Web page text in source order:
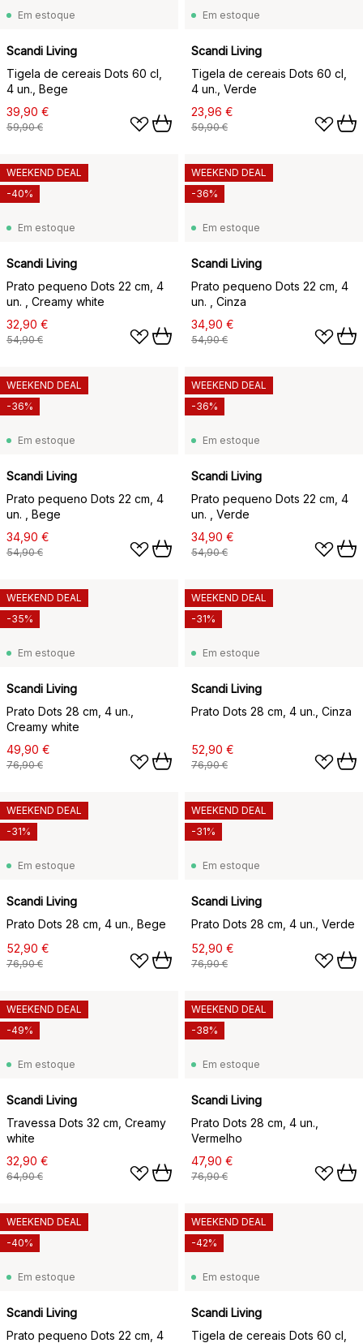
Em estoque
Scandi Living
Tigela de cereais Dots 60 cl,
4 un., Bege
39,90 €
59,90 €
Em estoque
Scandi Living
Tigela de cereais Dots 60 cl,
4 un., Verde
23,96 €
59,90 €
Em estoque
Scandi Living
Prato pequeno Dots 22 cm, 4
un. , Creamy white
32,90 €
54,90 €
WEEKEND DEAL
-40%
Em estoque
Scandi Living
Prato pequeno Dots 22 cm, 4
un. , Cinza
34,90 €
54,90 €
WEEKEND DEAL
-36%
Em estoque
Scandi Living
Prato pequeno Dots 22 cm, 4
un. , Bege
34,90 €
54,90 €
WEEKEND DEAL
-36%
Em estoque
Scandi Living
Prato pequeno Dots 22 cm, 4
un. , Verde
34,90 €
54,90 €
WEEKEND DEAL
-36%
Em estoque
Scandi Living
Prato Dots 28 cm, 4 un.,
Creamy white
49,90 €
76,90 €
WEEKEND DEAL
-35%
Em estoque
Scandi Living
Prato Dots 28 cm, 4 un., Cinza
52,90 €
76,90 €
WEEKEND DEAL
-31%
Em estoque
Scandi Living
Prato Dots 28 cm, 4 un., Bege
52,90 €
76,90 €
WEEKEND DEAL
-31%
Em estoque
Scandi Living
Prato Dots 28 cm, 4 un., Verde
52,90 €
76,90 €
WEEKEND DEAL
-31%
Em estoque
Scandi Living
Travessa Dots 32 cm, Creamy
white
32,90 €
64,90 €
WEEKEND DEAL
-49%
Em estoque
Scandi Living
Prato Dots 28 cm, 4 un.,
Vermelho
47,90 €
76,90 €
WEEKEND DEAL
-38%
Em estoque
Scandi Living
Prato pequeno Dots 22 cm, 4
WEEKEND DEAL
-40%
Em estoque
Scandi Living
Tigela de cereais Dots 60 cl,
WEEKEND DEAL
-42%